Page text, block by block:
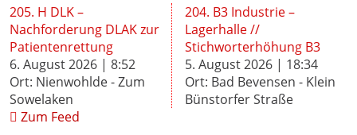
205. H DLK –
Nachforderung DLAK zur
Patientenrettung
6. August 2026 | 8:52
Ort: Nienwohlde - Zum
Sowelaken
204. B3 Industrie –
Lagerhalle //
Stichworterhöhung B3
5. August 2026 | 18:34
Ort: Bad Bevensen - Klein
Bünstorfer Straße
Zum Feed